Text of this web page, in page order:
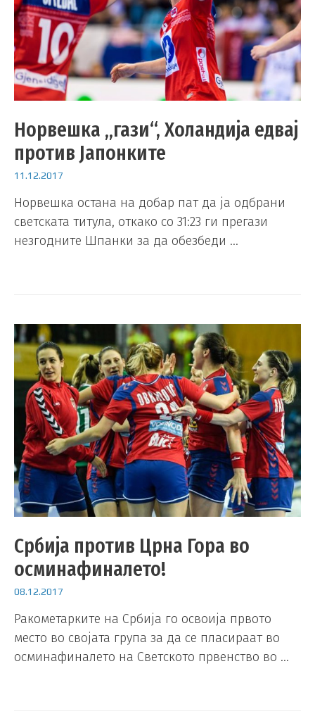
Норвешка „гази“, Холандија едвај
против Јапонките
11.12.2017
Норвешка остана на добар пат да ја одбрани
светската титула, откако со 31:23 ги прегази
незгодните Шпанки за да обезбеди …
Србија против Црна Гора во
осминафиналето!
08.12.2017
Ракометарките на Србија го освоија првото
место во својата група за да се пласираат во
осминафиналето на Светското првенство во …